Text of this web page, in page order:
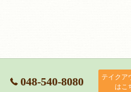
048-540-8080
テイクア
はこ